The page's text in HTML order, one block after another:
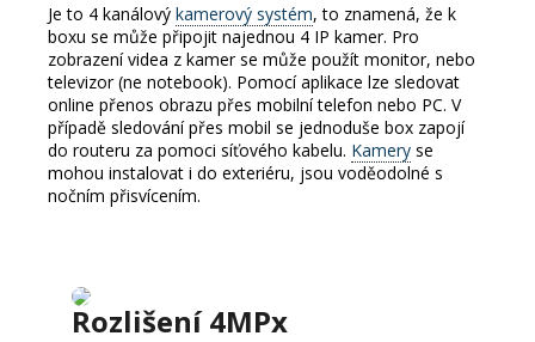
Je to 4 kanálový kamerový systém, to znamená, že k
boxu se může připojit najednou 4 IP kamer. Pro
zobrazení videa z kamer se může použít monitor, nebo
televizor (ne notebook). Pomocí aplikace lze sledovat
online přenos obrazu přes mobilní telefon nebo PC. V
případě sledování přes mobil se jednoduše box zapojí
do routeru za pomoci síťového kabelu. Kamery se
mohou instalovat i do exteriéru, jsou voděodolné s
nočním přisvícením.
Rozlišení 4MPx